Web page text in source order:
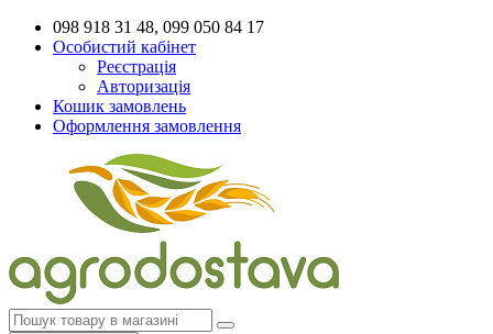
098 918 31 48, 099 050 84 17
Особистий кабінет
Реєстрація
Авторизація
Кошик замовлень
Оформлення замовлення